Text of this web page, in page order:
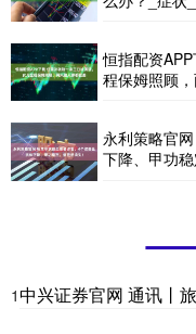
恒指配资
程保姆照顾
永利策略官
下降、甲功
1中兴证券官网 通讯丨